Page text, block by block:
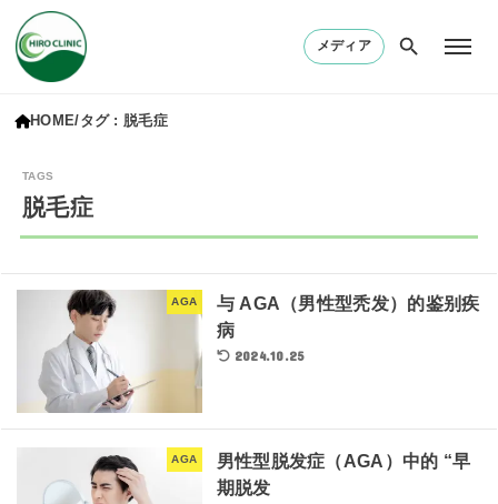
メディア
HOME タグ : 脱毛症
脱毛症
AGA
与 AGA（男性型秃发）的鉴别疾
病
2024.10.25
AGA
男性型脱发症（AGA）中的 “早
期脱发